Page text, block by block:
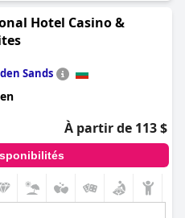
Hotel Casino &
Sands
À partir de 113 $